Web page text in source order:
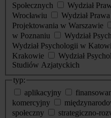
Społecznych
Wydział
Wrocławiu
Wydział
Projektowania w Warszawie
w Poznaniu
Wydział
Wydział Psychologii w
Krakowie
Wydział
Studiów Azjatyckich
typ:
aplikacyjny
komercyjny
społeczny
strategiczno-